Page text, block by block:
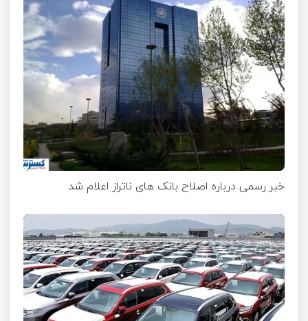
خبر رسمی درباره اصلاح بانک های ناتراز اعلام شد